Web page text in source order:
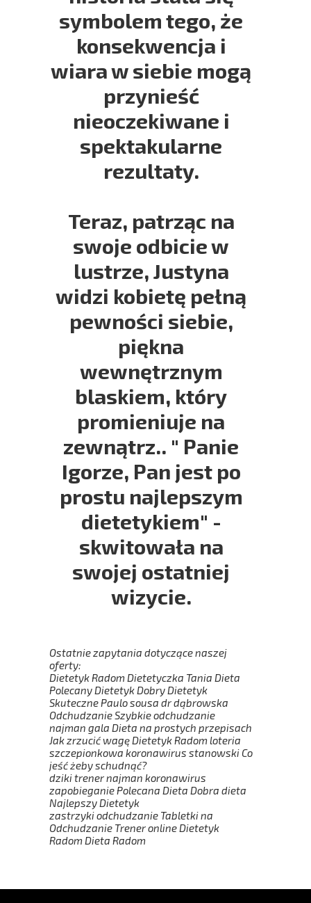
symbolem tego, że
konsekwencja i
wiara w siebie mogą
przynieść
nieoczekiwane i
spektakularne
rezultaty.
Teraz, patrząc na
swoje odbicie w
lustrze, Justyna
widzi kobietę pełną
pewności siebie,
piękna
wewnętrznym
blaskiem, który
promieniuje na
zewnątrz.. " Panie
Igorze, Pan jest po
prostu najlepszym
dietetykiem" -
skwitowała na
swojej ostatniej
wizycie.
Ostatnie zapytania dotyczące naszej
oferty:
Dietetyk Radom Dietetyczka Tania Dieta
Polecany Dietetyk Dobry Dietetyk
Skuteczne Paulo sousa dr dąbrowska
Odchudzanie Szybkie odchudzanie
najman gala Dieta na prostych przepisach
Jak zrzucić wagę Dietetyk Radom loteria
szczepionkowa koronawirus stanowski Co
jeść żeby schudnąć?
dziki trener najman koronawirus
zapobieganie Polecana Dieta Dobra dieta
Najlepszy Dietetyk
zastrzyki odchudzanie Tabletki na
Odchudzanie Trener online Dietetyk
Radom Dieta Radom